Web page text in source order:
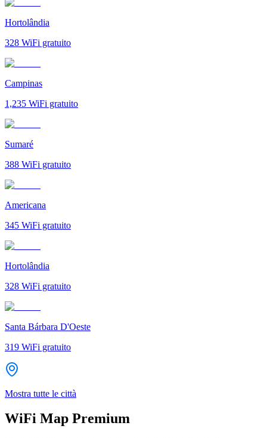
Hortolândia
328 WiFi gratuito
Campinas
1,235 WiFi gratuito
Sumaré
388 WiFi gratuito
Americana
345 WiFi gratuito
Hortolândia
328 WiFi gratuito
Santa Bárbara D'Oeste
319 WiFi gratuito
Mostra tutte le città
WiFi Map Premium